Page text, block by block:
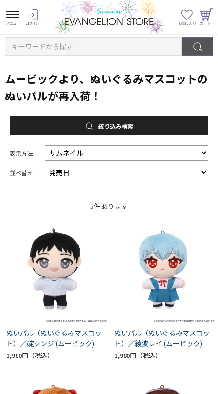
キーワードから探す
ムービックより、ぬいぐるみマスコットの
ぬいパルが再入荷！
絞り込み検索
表示方法
並べ替え
5件あります
ぬいパル（ぬいぐるみマスコッ
ト）／碇シンジ (ムービック)
1,980円
ぬいパル（ぬいぐるみマスコッ
ト）／綾波レイ (ムービック)
1,980円